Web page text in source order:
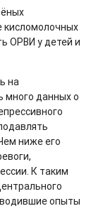
кисломолочных
ОРВИ у детей и
на
много данных о
ниже его
К таким
опыты